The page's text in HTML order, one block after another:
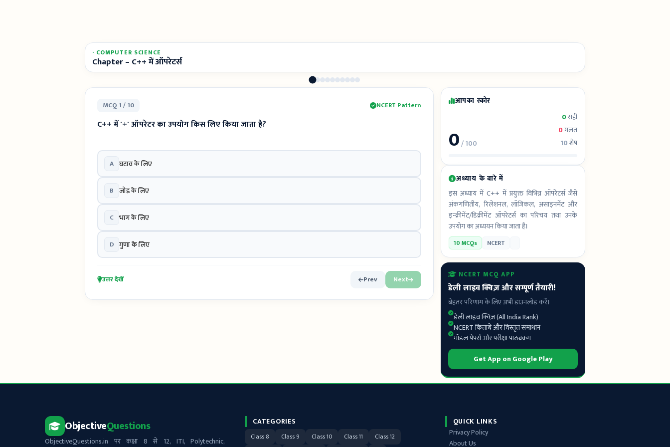
· COMPUTER SCIENCE
Chapter – C++ में ऑपरेटर्स
MCQ 1 / 10 NCERT Pattern
C++ में '+' ऑपरेटर का उपयोग किस लिए किया जाता है?
A घटाव के लिए
B जोड़ के लिए
C भाग के लिए
D गुणा के लिए
उत्तर देखें Prev Next
आपका स्कोर
0/ 100
0सही
0गलत
10शेष
अध्याय के बारे में
इस अध्याय में C++ में प्रयुक्त विभिन्न ऑपरेटर्स जैसे
अंकगणितीय, रिलेशनल, लॉजिकल, असाइनमेंट और
इन्क्रीमेंट/डिक्रीमेंट ऑपरेटर्स का परिचय तथा उनके
उपयोग का अध्ययन किया जाता है।
10 MCQs NCERT
NCERT MCQ APP
डेली लाइव क्विज़ और सम्पूर्ण तैयारी!
बेहतर परिणाम के लिए अभी डाउनलोड करें।
डेली लाइव क्विज़ (All India Rank)
NCERT किताबें और विस्तृत समाधान
मॉडल पेपर्स और परीक्षा पाठ्यक्रम
Get App on Google Play
ObjectiveQuestions
ObjectiveQuestions.in पर कक्षा 8 से 12, ITI, Polytechnic,
CATEGORIES
Class 8 Class 9 Class 10 Class 11 Class 12
QUICK LINKS
Privacy Policy
About Us